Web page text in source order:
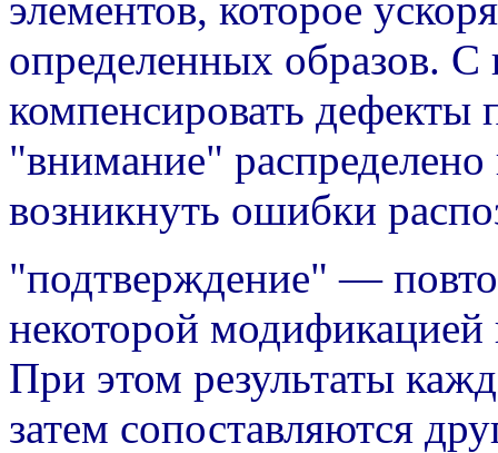
определенных образов.
компенсировать дефекты
"внимание" распределено
возникнуть ошибки
"подтверждение" —
некоторой
При этом результаты
затем сопоставляются